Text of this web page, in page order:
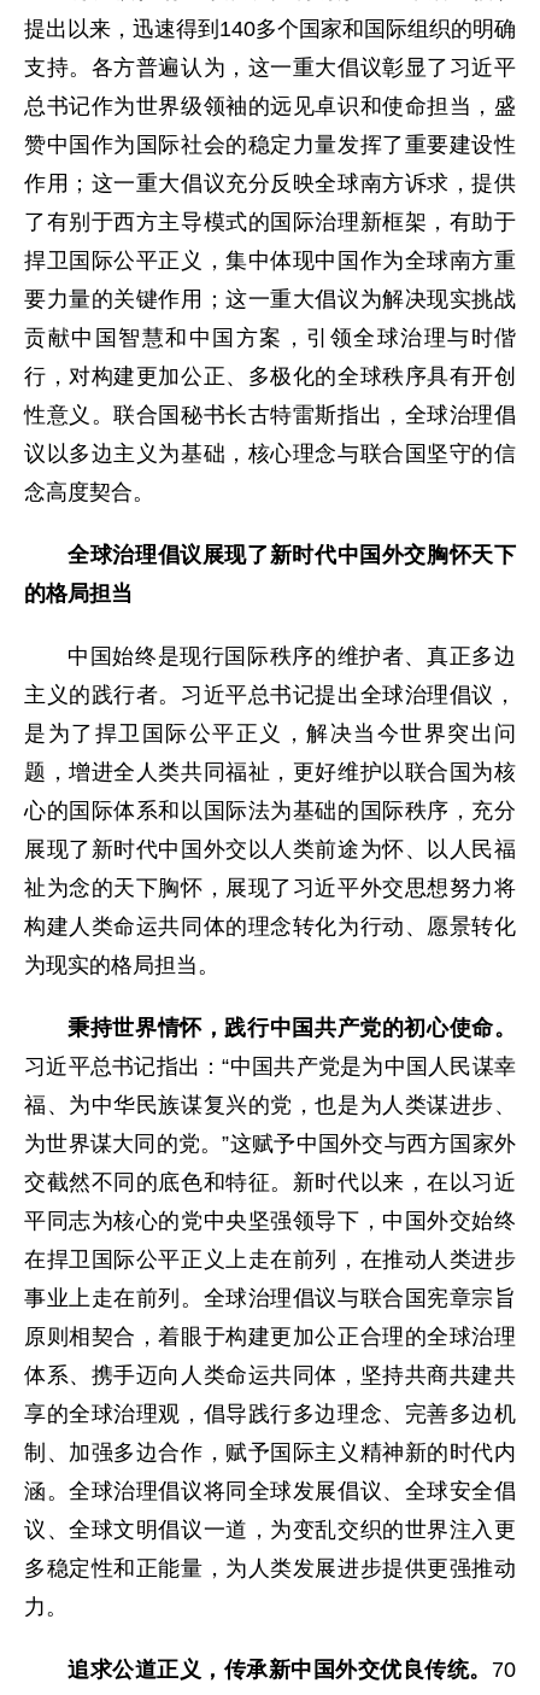
提出以来，迅速得到140多个国家和国际组织的明确
支持。各方普遍认为，这一重大倡议彰显了习近平
总书记作为世界级领袖的远见卓识和使命担当，盛
赞中国作为国际社会的稳定力量发挥了重要建设性
作用；这一重大倡议充分反映全球南方诉求，提供
了有别于西方主导模式的国际治理新框架，有助于
捍卫国际公平正义，集中体现中国作为全球南方重
要力量的关键作用；这一重大倡议为解决现实挑战
贡献中国智慧和中国方案，引领全球治理与时偕
行，对构建更加公正、多极化的全球秩序具有开创
性意义。联合国秘书长古特雷斯指出，全球治理倡
议以多边主义为基础，核心理念与联合国坚守的信
念高度契合。
全球治理倡议展现了新时代中国外交胸怀天下
的格局担当
中国始终是现行国际秩序的维护者、真正多边
主义的践行者。习近平总书记提出全球治理倡议，
是为了捍卫国际公平正义，解决当今世界突出问
题，增进全人类共同福祉，更好维护以联合国为核
心的国际体系和以国际法为基础的国际秩序，充分
展现了新时代中国外交以人类前途为怀、以人民福
祉为念的天下胸怀，展现了习近平外交思想努力将
构建人类命运共同体的理念转化为行动、愿景转化
为现实的格局担当。
秉持世界情怀，践行中国共产党的初心使命。
习近平总书记指出：“中国共产党是为中国人民谋幸
福、为中华民族谋复兴的党，也是为人类谋进步、
为世界谋大同的党。”这赋予中国外交与西方国家外
交截然不同的底色和特征。新时代以来，在以习近
平同志为核心的党中央坚强领导下，中国外交始终
在捍卫国际公平正义上走在前列，在推动人类进步
事业上走在前列。全球治理倡议与联合国宪章宗旨
原则相契合，着眼于构建更加公正合理的全球治理
体系、携手迈向人类命运共同体，坚持共商共建共
享的全球治理观，倡导践行多边理念、完善多边机
制、加强多边合作，赋予国际主义精神新的时代内
涵。全球治理倡议将同全球发展倡议、全球安全倡
议、全球文明倡议一道，为变乱交织的世界注入更
多稳定性和正能量，为人类发展进步提供更强推动
力。
追求公道正义，传承新中国外交优良传统。 70